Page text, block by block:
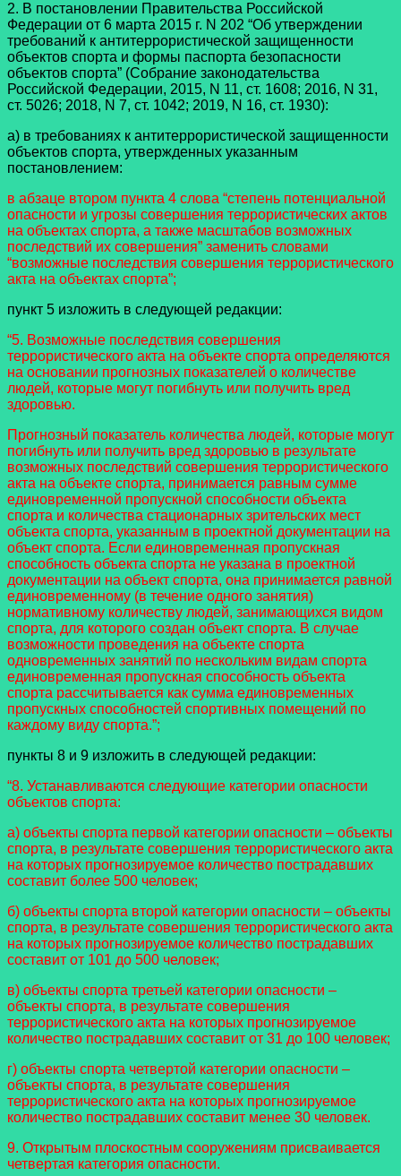
2. В постановлении Правительства Российской
Федерации от 6 марта 2015 г. N 202 “Об утверждении
требований к антитеррористической защищенности
объектов спорта и формы паспорта безопасности
объектов спорта” (Собрание законодательства
Российской Федерации, 2015, N 11, ст. 1608; 2016, N 31,
ст. 5026; 2018, N 7, ст. 1042; 2019, N 16, ст. 1930):
а) в требованиях к антитеррористической защищенности
объектов спорта, утвержденных указанным
постановлением:
в абзаце втором пункта 4 слова “степень потенциальной
опасности и угрозы совершения террористических актов
на объектах спорта, а также масштабов возможных
последствий их совершения” заменить словами
“возможные последствия совершения террористического
акта на объектах спорта”;
пункт 5 изложить в следующей редакции:
“5. Возможные последствия совершения
террористического акта на объекте спорта определяются
на основании прогнозных показателей о количестве
людей, которые могут погибнуть или получить вред
здоровью.
Прогнозный показатель количества людей, которые могут
погибнуть или получить вред здоровью в результате
возможных последствий совершения террористического
акта на объекте спорта, принимается равным сумме
единовременной пропускной способности объекта
спорта и количества стационарных зрительских мест
объекта спорта, указанным в проектной документации на
объект спорта. Если единовременная пропускная
способность объекта спорта не указана в проектной
документации на объект спорта, она принимается равной
единовременному (в течение одного занятия)
нормативному количеству людей, занимающихся видом
спорта, для которого создан объект спорта. В случае
возможности проведения на объекте спорта
одновременных занятий по нескольким видам спорта
единовременная пропускная способность объекта
спорта рассчитывается как сумма единовременных
пропускных способностей спортивных помещений по
каждому виду спорта.”;
пункты 8 и 9 изложить в следующей редакции:
“8. Устанавливаются следующие категории опасности
объектов спорта:
а) объекты спорта первой категории опасности – объекты
спорта, в результате совершения террористического акта
на которых прогнозируемое количество пострадавших
составит более 500 человек;
б) объекты спорта второй категории опасности – объекты
спорта, в результате совершения террористического акта
на которых прогнозируемое количество пострадавших
составит от 101 до 500 человек;
в) объекты спорта третьей категории опасности –
объекты спорта, в результате совершения
террористического акта на которых прогнозируемое
количество пострадавших составит от 31 до 100 человек;
г) объекты спорта четвертой категории опасности –
объекты спорта, в результате совершения
террористического акта на которых прогнозируемое
количество пострадавших составит менее 30 человек.
9. Открытым плоскостным сооружениям присваивается
четвертая категория опасности.